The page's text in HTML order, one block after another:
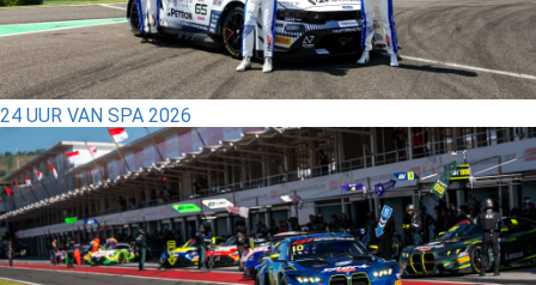
24 UUR VAN SPA 2026